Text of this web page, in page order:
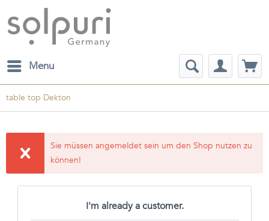
Menu
table top Dekton
Sie müssen angemeldet sein um den Shop nutzen zu
können!
I'm already a customer.